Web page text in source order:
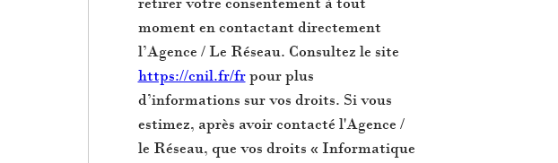
moment en contactant directement
l’Agence / Le Réseau. Consultez le site
https://cnil.fr/frpour plus
d’informations sur vos droits. Si vous
estimez, après avoir contacté l'Agence /
le Réseau, que vos droits « Informatique